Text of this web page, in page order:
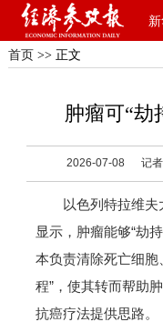
首页 >> 正文
肿瘤可“劫
2026-07-08 记
以色列特拉维夫
显示，肿瘤能够“劫
本负责清除死亡细胞
程”，使其转而帮助
抗癌疗法提供思路。